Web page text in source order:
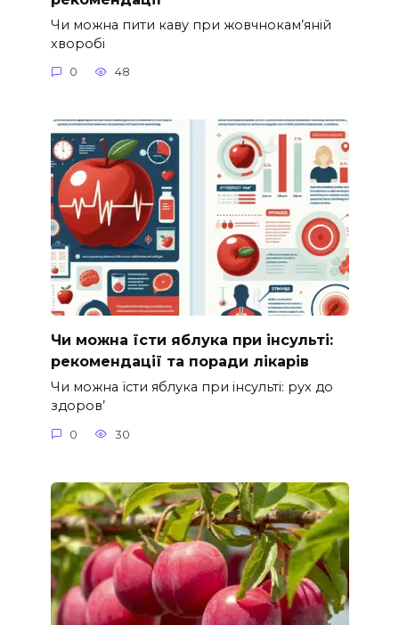
Чи можна пити каву при жовчнокам’яній
хворобі
0 48
Чи можна їсти яблука при інсульті:
рекомендації та поради лікарів
Чи можна їсти яблука при інсульті: рух до
здоров’
0 30